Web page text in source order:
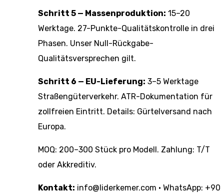
Schritt 5 — Massenproduktion: 15–20
Werktage. 27-Punkte-Qualitätskontrolle in drei
Phasen. Unser Null-Rückgabe-
Qualitätsversprechen gilt.
Schritt 6 — EU-Lieferung: 3–5 Werktage
Straßengüterverkehr. ATR-Dokumentation für
zollfreien Eintritt. Details: Gürtelversand nach
Europa.
MOQ: 200–300 Stück pro Modell. Zahlung: T/T
oder Akkreditiv.
Kontakt: info@liderkemer.com · WhatsApp: +90